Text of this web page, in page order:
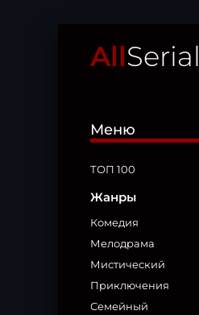
AllSerial
Меню
ТОП 100
Жанры
Комедия
Мелодрама
Мистический
Приключения
Семейный